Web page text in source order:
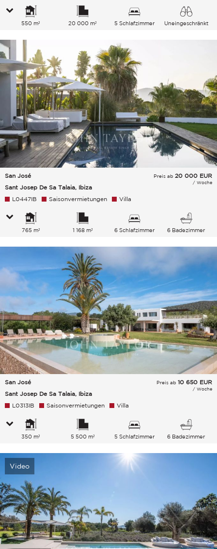
550 m² 20 000 m² 5 Schlafzimmer
Uneingeschränkt
San José
Sant Josep De Sa Talaia, Ibiza
Preis ab 20 000 EUR
/ Woche
L0447IB Saisonvermietungen Villa
765 m² 1 168 m² 6 Schlafzimmer 6 Badezimmer
San José
Sant Josep De Sa Talaia, Ibiza
Preis ab 10 650 EUR
/ Woche
L0313IB Saisonvermietungen Villa
350 m² 5 500 m² 5 Schlafzimmer 6 Badezimmer
Video